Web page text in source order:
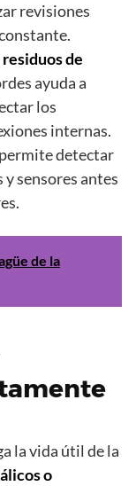
revisiones
de
ayuda a
los
internas.
detectar
y sensores antes
de la
la vida útil de la
o